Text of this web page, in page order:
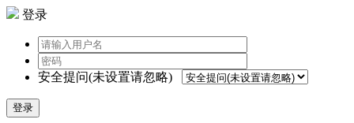
登录
安全提问(未设置请忽略)
登录